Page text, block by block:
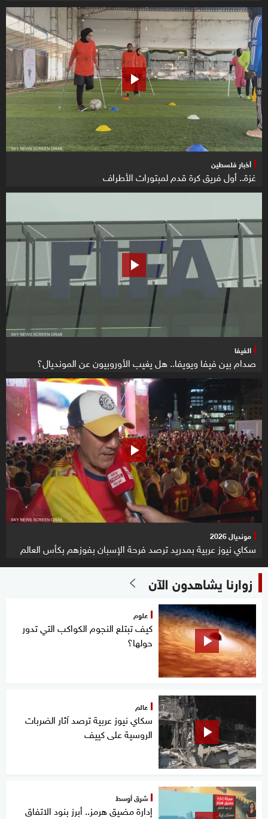
أخبار فلسطين
غزة.. أول فريق كرة قدم لمبتورات الأطراف
الفيفا
صدام بين فيفا ويويفا.. هل يغيب الأوروبيون عن المونديال؟
مونديال 2026
سكاي نيوز عربية بمدريد ترصد فرحة الإسبان بفوزهم بكأس العالم
زوارنا يشاهدون الآن
علوم
كيف تبتلع النجوم الكواكب التي تدور
حولها؟
عالم
سكاي نيوز عربية ترصد آثار الضربات
الروسية على كييف
شرق أوسط
إدارة مضيق هرمز.. أبرز بنود الاتفاق